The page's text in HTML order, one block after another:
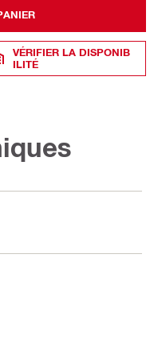
VÉRIFIER LA DISPONIB
ILITÉ